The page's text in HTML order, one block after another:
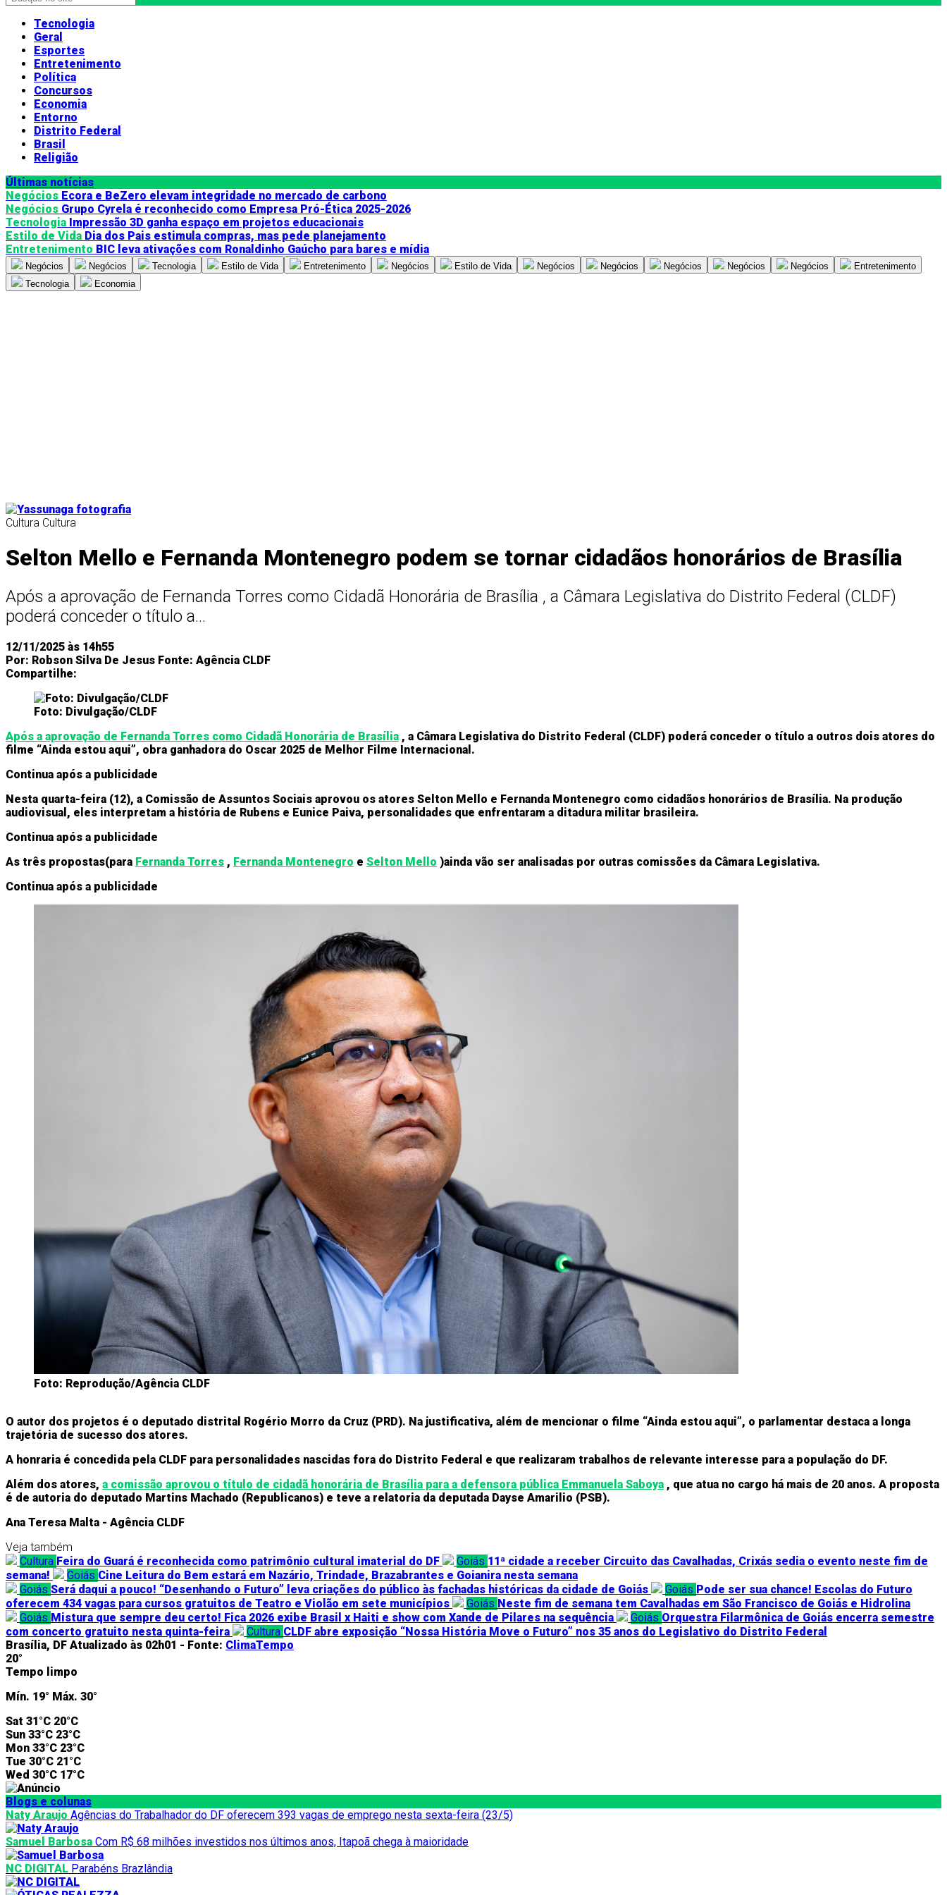
Tecnologia
Geral
Esportes
Entretenimento
Política
Concursos
Economia
Entorno
Distrito Federal
Brasil
Religião
Últimas notícias
Negócios Ecora e BeZero elevam integridade no mercado de carbono
Negócios Grupo Cyrela é reconhecido como Empresa Pró-Ética 2025-2026
Tecnologia Impressão 3D ganha espaço em projetos educacionais
Estilo de Vida Dia dos Pais estimula compras, mas pede planejamento
Entretenimento BIC leva ativações com Ronaldinho Gaúcho para bares e mídia
Negócios Negócios Tecnologia Estilo de Vida Entretenimento Negócios Estilo de Vida Negócios Negócios Negócios Negócios Negócios
Entretenimento
Tecnologia
Economia
Cultura Cultura
Selton Mello e Fernanda Montenegro podem se tornar cidadãos honorários de Brasília
Após a aprovação de Fernanda Torres como Cidadã Honorária de Brasília , a Câmara Legislativa do Distrito Federal (CLDF)
poderá conceder o título a...
12/11/2025 às 14h55
Por: Robson Silva De Jesus Fonte: Agência CLDF
Compartilhe:
Foto: Divulgação/CLDF
Após a aprovação de Fernanda Torres como Cidadã Honorária de Brasília , a Câmara Legislativa do Distrito Federal (CLDF) poderá conceder o título a outros dois atores do
filme “Ainda estou aqui”, obra ganhadora do Oscar 2025 de Melhor Filme Internacional.
Continua após a publicidade
Nesta quarta-feira (12), a Comissão de Assuntos Sociais aprovou os atores Selton Mello e Fernanda Montenegro como cidadãos honorários de Brasília. Na produção
audiovisual, eles interpretam a história de Rubens e Eunice Paiva, personalidades que enfrentaram a ditadura militar brasileira.
Continua após a publicidade
As três propostas(para Fernanda Torres , Fernanda Montenegro e Selton Mello )ainda vão ser analisadas por outras comissões da Câmara Legislativa.
Continua após a publicidade
Foto: Reprodução/Agência CLDF
O autor dos projetos é o deputado distrital Rogério Morro da Cruz (PRD). Na justificativa, além de mencionar o filme “Ainda estou aqui”, o parlamentar destaca a longa
trajetória de sucesso dos atores.
A honraria é concedida pela CLDF para personalidades nascidas fora do Distrito Federal e que realizaram trabalhos de relevante interesse para a população do DF.
Além dos atores, a comissão aprovou o título de cidadã honorária de Brasília para a defensora pública Emmanuela Saboya , que atua no cargo há mais de 20 anos. A proposta
é de autoria do deputado Martins Machado (Republicanos) e teve a relatoria da deputada Dayse Amarilio (PSB).
Ana Teresa Malta - Agência CLDF
Veja também
Cultura Feira do Guará é reconhecida como patrimônio cultural imaterial do DF Goiás 11ª cidade a receber Circuito das Cavalhadas, Crixás sedia o evento neste fim de
semana!
Goiás Cine Leitura do Bem estará em Nazário, Trindade, Brazabrantes e Goianira nesta semana
Goiás Será daqui a pouco! “Desenhando o Futuro” leva criações do público às fachadas históricas da cidade de Goiás Goiás Pode ser sua chance! Escolas do Futuro
oferecem 434 vagas para cursos gratuitos de Teatro e Violão em sete municípios
Goiás Neste fim de semana tem Cavalhadas em São Francisco de Goiás e Hidrolina
Goiás Mistura que sempre deu certo! Fica 2026 exibe Brasil x Haiti e show com Xande de Pilares na sequência Goiás Orquestra Filarmônica de Goiás encerra semestre
com concerto gratuito nesta quinta-feira
Cultura CLDF abre exposição “Nossa História Move o Futuro” nos 35 anos do Legislativo do Distrito Federal
Brasília, DF Atualizado às 02h01 - Fonte: ClimaTempo
20°
Tempo limpo
Mín. 19° Máx. 30°
Sat 31°C 20°C
Sun 33°C 23°C
Mon 33°C 23°C
Tue 30°C 21°C
Wed 30°C 17°C
Blogs e colunas
Naty Araujo Agências do Trabalhador do DF oferecem 393 vagas de emprego nesta sexta-feira (23/5)
Samuel Barbosa Com R$ 68 milhões investidos nos últimos anos, Itapoã chega à maioridade
NC DIGITAL Parabéns Brazlândia